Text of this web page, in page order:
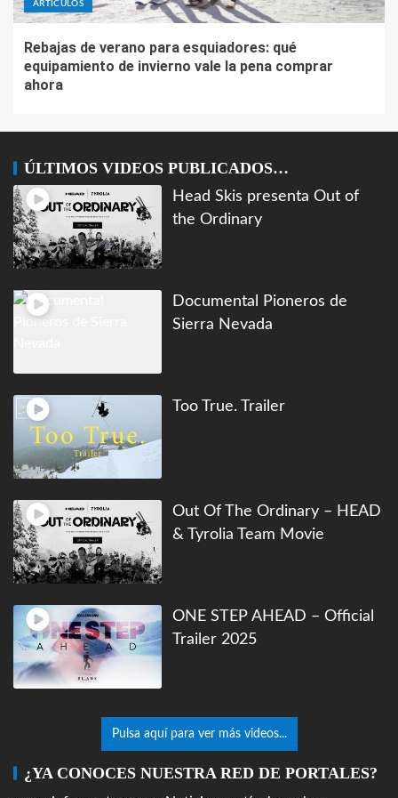
ARTÍCULOS
Rebajas de verano para esquiadores: qué
equipamiento de invierno vale la pena comprar
ahora
ÚLTIMOS VIDEOS PUBLICADOS…
Head Skis presenta Out of
the Ordinary
Documental Pioneros de
Sierra Nevada
Too True. Trailer
Out Of The Ordinary – HEAD
& Tyrolia Team Movie
ONE STEP AHEAD – Official
Trailer 2025
Pulsa aquí para ver más videos...
¿YA CONOCES NUESTRA RED DE PORTALES?